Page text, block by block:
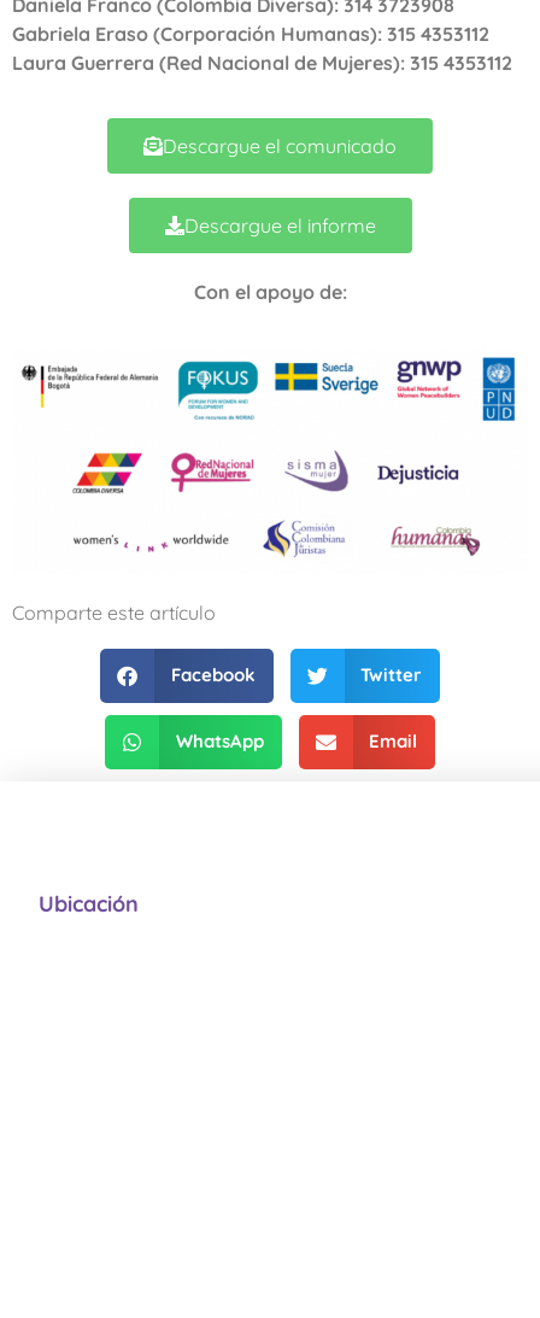
Gabriela Eraso (Corporación Humanas): 315 4353112
Laura Guerrera (Red Nacional de Mujeres): 315 4353112
Descargue el comunicado
Descargue el informe
Con el apoyo de:
Comparte este artículo
Facebook Twitter
WhatsApp Email
Ubicación